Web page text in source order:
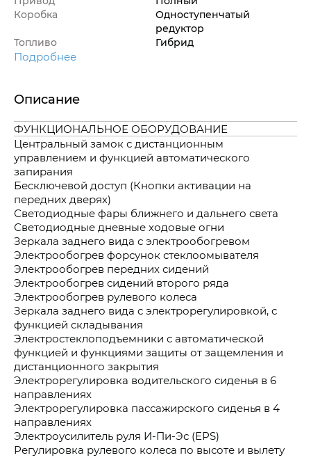
Коробка
Одноступенчатый
редуктор
Топливо
Гибрид
Подробнее
Описание
ФУНКЦИОНАЛЬНОЕ ОБОРУДОВАНИЕ
Центральный замок с дистанционным
управлением и функцией автоматического
запирания
Бесключевой доступ (Кнопки активации на
передних дверях)
Светодиодные фары ближнего и дальнего света
Светодиодные дневные ходовые огни
Зеркала заднего вида с электрообогревом
Электрообогрев форсунок стеклоомывателя
Электрообогрев передних сидений
Электрообогрев сидений второго ряда
Электрообогрев рулевого колеса
Зеркала заднего вида с электрорегулировкой, с
функцией складывания
Электростеклоподъемники с автоматической
функцией и функциями защиты от защемления и
дистанционного закрытия
Электрорегулировка водительского сиденья в 6
направлениях
Электрорегулировка пассажирского сиденья в 4
направлениях
Электроусилитель руля И-Пи-Эс (EPS)
Регулировка рулевого колеса по высоте и вылету